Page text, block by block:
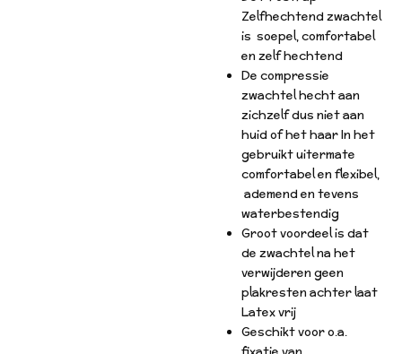
Zelfhechtend zwachtel
is soepel, comfortabel
en zelf hechtend
De compressie
zwachtel hecht aan
zichzelf dus niet aan
huid of het haar In het
gebruikt uitermate
comfortabel en flexibel,
ademend en tevens
waterbestendig
Groot voordeel is dat
de zwachtel na het
verwijderen geen
plakresten achter laat
Latex vrij
Geschikt voor o.a.